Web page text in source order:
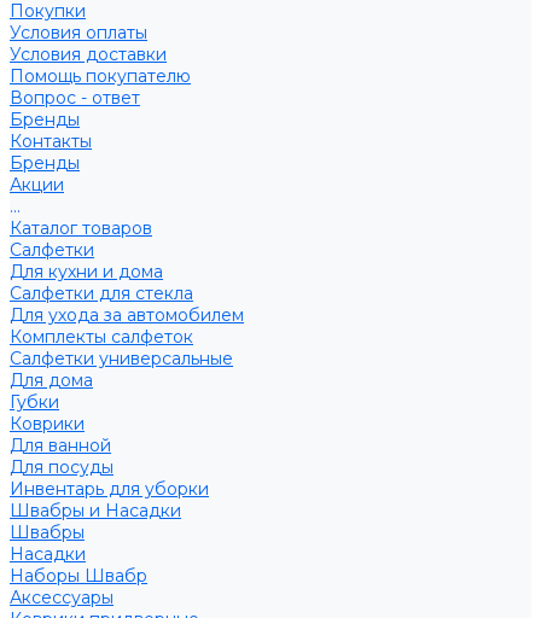
Покупки
Условия оплаты
Условия доставки
Помощь покупателю
Вопрос - ответ
Бренды
Контакты
Бренды
Акции
...
Каталог товаров
Салфетки
Для кухни и дома
Салфетки для стекла
Для ухода за автомобилем
Комплекты салфеток
Салфетки универсальные
Для дома
Губки
Коврики
Для ванной
Для посуды
Инвентарь для уборки
Швабры и Насадки
Швабры
Насадки
Наборы Швабр
Аксессуары